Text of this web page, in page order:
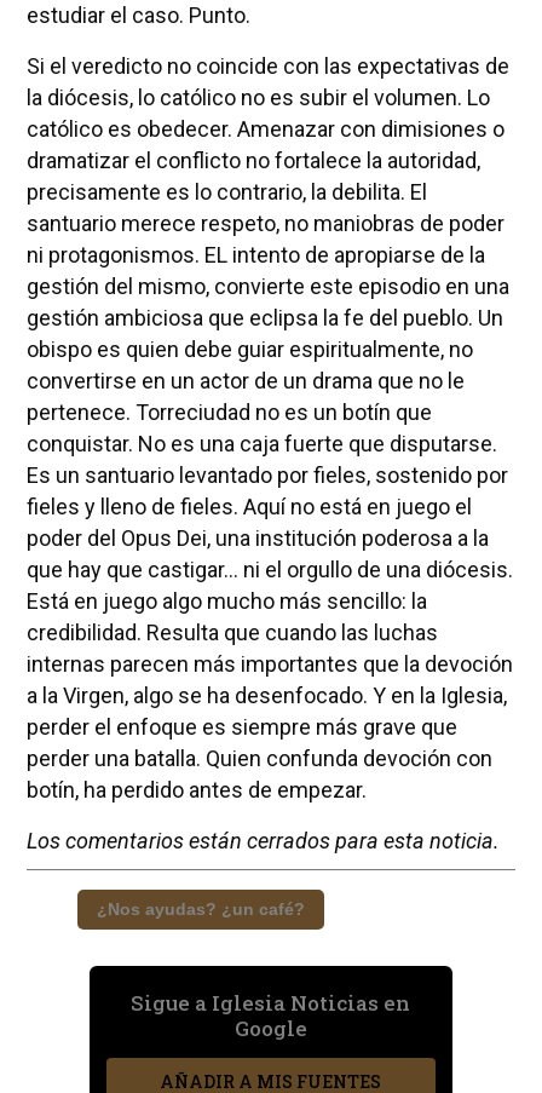
estudiar el caso. Punto.
Si el veredicto no coincide con las expectativas de
la diócesis, lo católico no es subir el volumen. Lo
católico es obedecer. Amenazar con dimisiones o
dramatizar el conflicto no fortalece la autoridad,
precisamente es lo contrario, la debilita. El
santuario merece respeto, no maniobras de poder
ni protagonismos. EL intento de apropiarse de la
gestión del mismo, convierte este episodio en una
gestión ambiciosa que eclipsa la fe del pueblo. Un
obispo es quien debe guiar espiritualmente, no
convertirse en un actor de un drama que no le
pertenece. Torreciudad no es un botín que
conquistar. No es una caja fuerte que disputarse.
Es un santuario levantado por fieles, sostenido por
fieles y lleno de fieles. Aquí no está en juego el
poder del Opus Dei, una institución poderosa a la
que hay que castigar... ni el orgullo de una diócesis.
Está en juego algo mucho más sencillo: la
credibilidad. Resulta que cuando las luchas
internas parecen más importantes que la devoción
a la Virgen, algo se ha desenfocado. Y en la Iglesia,
perder el enfoque es siempre más grave que
perder una batalla. Quien confunda devoción con
botín, ha perdido antes de empezar.
Los comentarios están cerrados para esta noticia.
¿Nos ayudas? ¿un café?
Sigue a Iglesia Noticias en
Google
AÑADIR A MIS FUENTES